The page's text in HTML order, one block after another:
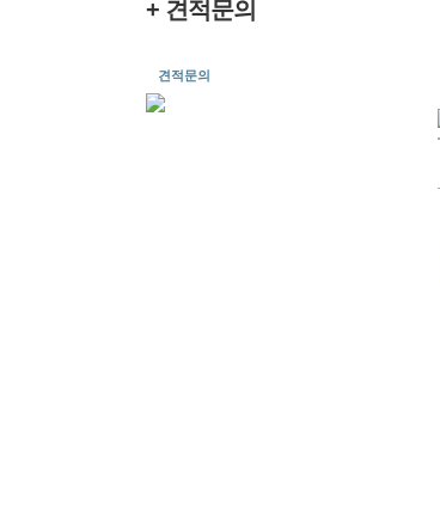
+ 견적문의
견적문의